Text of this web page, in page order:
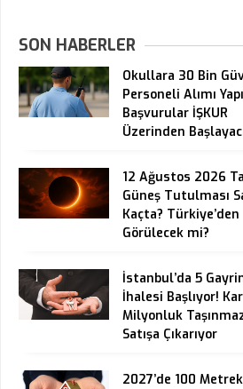
SON HABERLER
Okullara 30 Bin
Personeli Alımı
Başvurular İŞKUR
Üzerinden
12 Ağustos 2026
Güneş Tutulması
Kaçta? Türkiye’den
Görülecek mi?
İstanbul’da 5
İhalesi Başlıyor!
Milyonluk
Satışa Çıkarıyor
2027’de 100